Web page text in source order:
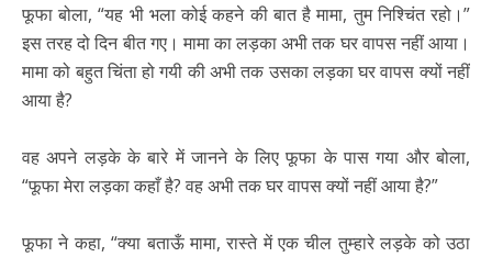
फूफा बोला, “यह भी भला कोई कहने की बात है मामा, तुम निश्चिंत रहो।”
इस तरह दो दिन बीत गए। मामा का लड़का अभी तक घर वापस नहीं आया।
मामा को बहुत चिंता हो गयी की अभी तक उसका लड़का घर वापस क्यों नहीं
आया है?
वह अपने लड़के के बारे में जानने के लिए फूफा के पास गया और बोला,
“फूफा मेरा लड़का कहाँ है? वह अभी तक घर वापस क्यों नहीं आया है?”
फूफा ने कहा, “क्या बताऊँ मामा, रास्ते में एक चील तुम्हारे लड़के को उठा